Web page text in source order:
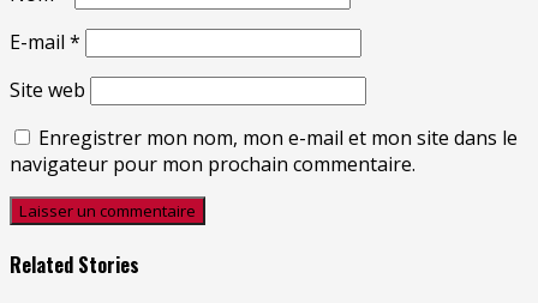
E-mail *
Site web
Enregistrer mon nom, mon e-mail et mon site dans le
navigateur pour mon prochain commentaire.
Related Stories